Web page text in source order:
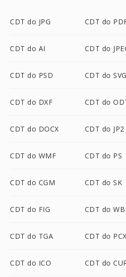
CDT do JPG CDT do
CDT do AI CDT do
CDT do PSD CDT do SVG
CDT do DXF CDT do
CDT do DOCX CDT do JP2
CDT do WMF CDT do PS
CDT do CGM CDT do SK
CDT do FIG CDT do
CDT do TGA CDT do PCX
CDT do ICO CDT do